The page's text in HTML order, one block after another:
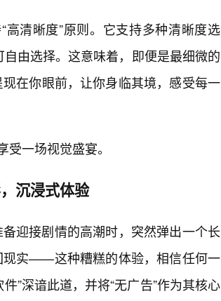
高清晰度”原则。它支持多种清晰度选
由选择。这意味着，即便是最细微的
在你眼前，让你身临其境，感受每一
受一场视觉盛宴。
沉浸式体验
迎接剧情的高潮时，突然弹出一个长
现实——这种糟糕的体验，相信任何一
”深谙此道，并将“无广告”作为其核心